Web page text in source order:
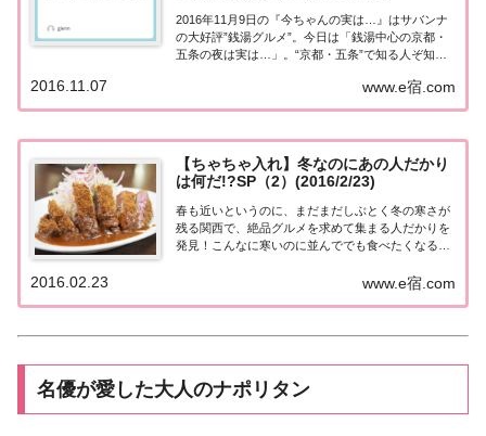
2016年11月9日の『今ちゃんの実は…』はサバンナ
の大好評”銭湯グルメ”。今日は「銭湯中心の京都・
五条の夜は実は…」。“京都・五条”で知る人ぞ知る
サバンナの大好評“銭湯グルメ”。今日のエリアは京
都・五条。極上のだしで穴子のしゃぶしゃ...
www.e宿.com
2016.11.07
【ちゃちゃ入れ】冬なのにあの人だかり
は何だ!?SP（2）(2016/2/23)
春も近いというのに、まだまだしぶとく冬の寒さが
残る関西で、絶品グルメを求めて集まる人だかりを
発見！こんなに寒いのに並んででも食べたくなる行
のののかとともに探っていきます！徹底リサーチ！
www.e宿.com
2016.02.23
名優が愛した大人のナポリタン